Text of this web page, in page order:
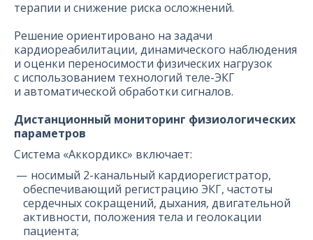
терапии и снижение риска осложнений.
Решение ориентировано на задачи
кардиореабилитации, динамического наблюдения
и оценки переносимости физических нагрузок
с использованием технологий теле-ЭКГ
и автоматической обработки сигналов.
Дистанционный мониторинг физиологических
параметров
Система «Аккордикс» включает:
носимый 2-канальный кардиорегистратор,
обеспечивающий регистрацию ЭКГ, частоты
сердечных сокращений, дыхания, двигательной
активности, положения тела и геолокации
пациента;